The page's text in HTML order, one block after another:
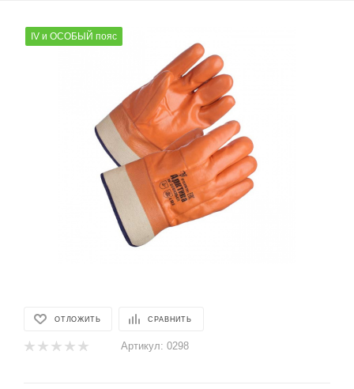
IV и ОСОБЫЙ пояс
ОТЛОЖИТЬ СРАВНИТЬ
Артикул: 0298